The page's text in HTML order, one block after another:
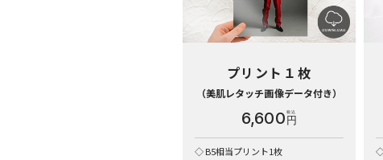
プリント１枚
（美肌レタッチ画像データ付き）
6,600円
B5相当プリント1枚